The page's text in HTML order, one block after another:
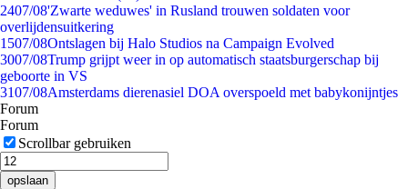
2407/08'Zwarte weduwes' in Rusland trouwen soldaten voor
overlijdensuitkering
1507/08Ontslagen bij Halo Studios na Campaign Evolved
3007/08Trump grijpt weer in op automatisch staatsburgerschap bij
geboorte in VS
3107/08Amsterdams dierenasiel DOA overspoeld met babykonijntjes
Forum
Forum
Scrollbar gebruiken
opslaan